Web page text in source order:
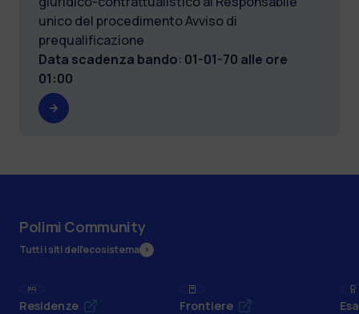
unico del procedimento Avviso di
prequalificazione
Data scadenza bando: 01-01-70 alle ore
01:00
Polimi Community
Tutti i siti dell’ecosistema
Residenze Frontiere